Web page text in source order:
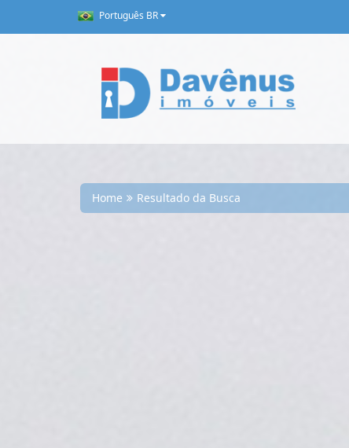
Português BR
Home Resultado da Busca